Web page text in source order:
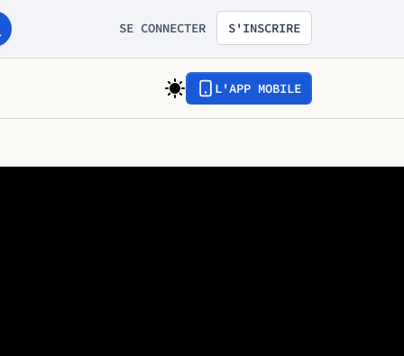
SE CONNECTER S'INSCRIRE
L'APP MOBILE